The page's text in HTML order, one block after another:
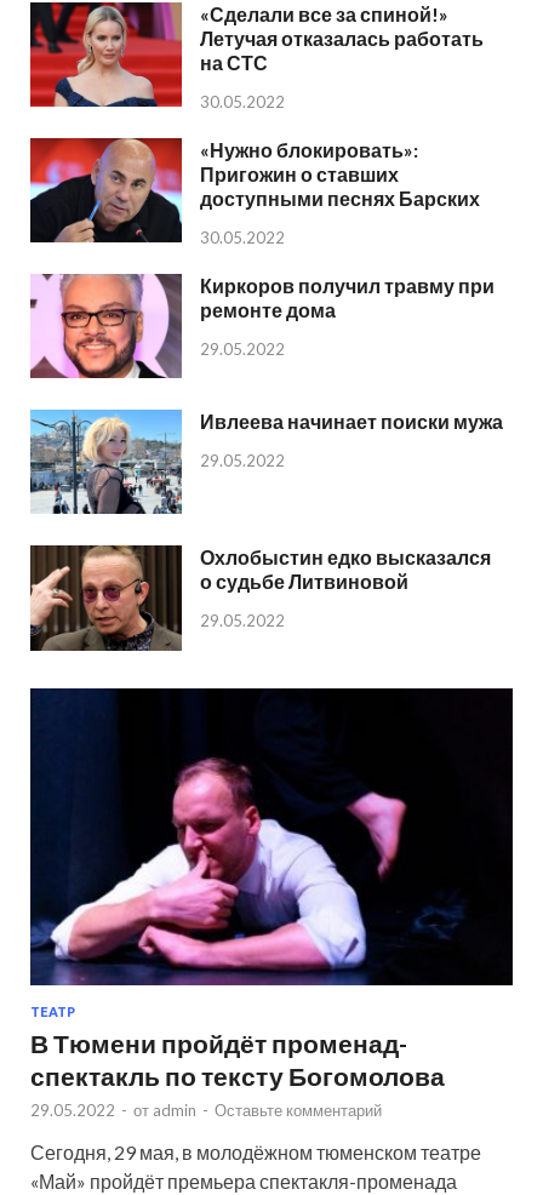
«Сделали все за спиной!»
Летучая отказалась работать
на СТС
30.05.2022
«Нужно блокировать»:
Пригожин о ставших
доступными песнях Барских
30.05.2022
Киркоров получил травму при
ремонте дома
29.05.2022
Ивлеева начинает поиски мужа
29.05.2022
Охлобыстин едко высказался
о судьбе Литвиновой
29.05.2022
ТЕАТР
В Тюмени пройдёт променад-
спектакль по тексту Богомолова
29.05.2022 - от admin - Оставьте комментарий
Сегодня, 29 мая, в молодёжном тюменском театре
«Май» пройдёт премьера спектакля-променада